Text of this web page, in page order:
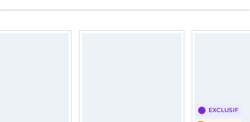
EXCLUSIF